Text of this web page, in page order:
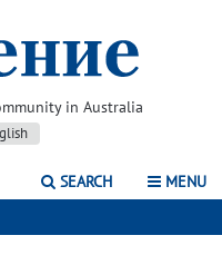
in Australia
SEARCH MENU